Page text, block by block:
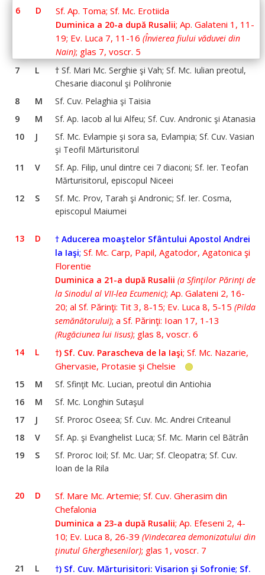
6 D Sf. Ap. Toma; Sf. Mc. Erotiida
Duminica a 20-a după Rusalii; Ap. Galateni 1, 11-
19; Ev. Luca 7, 11-16 (Învierea fiului văduvei din
Nain); glas 7, voscr. 5
7 L † Sf. Mari Mc. Serghie şi Vah; Sf. Mc. Iulian preotul,
Chesarie diaconul şi Polihronie
8
M
Sf. Cuv. Pelaghia şi Taisia
9
M
Sf. Ap. Iacob al lui Alfeu; Sf. Cuv. Andronic şi Atanasia
10
J
Sf. Mc. Evlampie şi sora sa, Evlampia; Sf. Cuv. Vasian
şi Teofil Mărturisitorul
11
V
Sf. Ap. Filip, unul dintre cei 7 diaconi; Sf. Ier. Teofan
Mărturisitorul, episcopul Niceei
12
S
Sf. Mc. Prov, Tarah şi Andronic; Sf. Ier. Cosma,
episcopul Maiumei
13 D † Aducerea moaştelor Sfântului Apostol Andrei
la Iaşi; Sf. Mc. Carp, Papil, Agatodor, Agatonica şi
Florentie
Duminica a 21-a după Rusalii (a Sfinţilor Părinţi de
la Sinodul al VII-lea Ecumenic); Ap. Galateni 2, 16-
20; al Sf. Părinţi: Tit 3, 8-15; Ev. Luca 8, 5-15 (Pilda
semănătorului); a Sf. Părinţi: Ioan 17, 1-13
(Rugăciunea lui Iisus); glas 8, voscr. 6
14 L †) Sf. Cuv. Parascheva de la Iaşi; Sf. Mc. Nazarie,
Ghervasie, Protasie şi Chelsie
15 M
Sf. Sfinţit Mc. Lucian, preotul din Antiohia
16
M
Sf. Mc. Longhin Sutaşul
17
J
Sf. Proroc Oseea; Sf. Cuv. Mc. Andrei Criteanul
18
V
Sf. Ap. şi Evanghelist Luca; Sf. Mc. Marin cel Bătrân
19
S
Sf. Proroc Ioil; Sf. Mc. Uar; Sf. Cleopatra; Sf. Cuv.
Ioan de la Rila
20 D
Sf. Mare Mc. Artemie; Sf. Cuv. Gherasim din
Chefalonia
Duminica a 23-a după Rusalii; Ap. Efeseni 2, 4-
10; Ev. Luca 8, 26-39 (Vindecarea demonizatului din
ţinutul Gherghesenilor); glas 1, voscr. 7
21 L †) Sf. Cuv. Mărturisitori: Visarion şi Sofronie; Sf.